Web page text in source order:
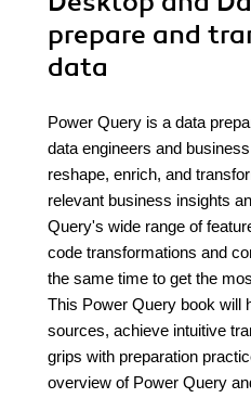
prepare and
data
Power Query is a data
data engineers and
reshape, enrich, and
relevant business insights
Query's wide range of
code transformations and
the same time to get the
This Power Query book will
sources, achieve intuitive
grips with preparation
overview of Power Query